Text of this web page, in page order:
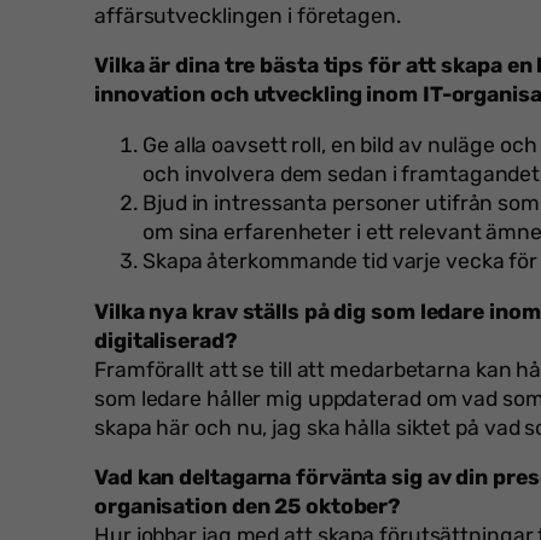
affärsutvecklingen i företagen.
Vilka är dina tre bästa tips för att skapa
innovation och utveckling inom IT-
Ge alla oavsett roll, en bild av nuläge
och involvera dem sedan i
Bjud in intressanta personer utifrån
om sina erfarenheter i ett relevant
Skapa återkommande tid varje vecka
Vilka nya krav ställs på dig som ledare
digitaliserad?
Framförallt att se till att medarbetarna kan
som ledare håller mig uppdaterad om vad
skapa här och nu, jag ska hålla siktet på vad
Vad kan deltagarna förvänta sig av din
organisation den 25 oktober?